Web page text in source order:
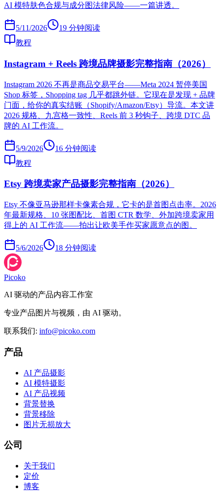
AI 模特肤色合规与成分图法律风险——一篇讲透。
5/11/2026 19 分钟阅读
教程
Instagram + Reels 跨境品牌摄影完整指南（2026）
Instagram 2026 不再是商品交易平台——Meta 2024 暂停美国
Shop 标签，Shopping tag 几乎都跳外链。它现在是发现 + 品牌
门面，给你的真实结账（Shopify/Amazon/Etsy）导流。本文讲
2026 规格、九宫格一致性、Reels 前 3 秒钩子、跨境 DTC 品
牌的 AI 工作流。
5/9/2026 16 分钟阅读
教程
Etsy 跨境卖家产品摄影完整指南（2026）
Etsy 不像亚马逊那样卡像素合规，它卡的是首图点击率。2026
年最新规格、10 张图配比、首图 CTR 数学、外加跨境卖家用
得上的 AI 工作流——拍出让欧美手作买家愿意点的图。
5/6/2026 18 分钟阅读
Picoko
AI 驱动的产品内容工作室
专业产品图片与视频，由 AI 驱动。
联系我们: info@picoko.com
产品
AI 产品摄影
AI 模特摄影
AI 产品视频
背景替换
背景移除
图片无损放大
公司
关于我们
定价
博客